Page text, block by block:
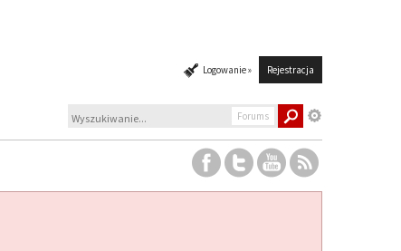
Logowanie » Rejestracja
Forums